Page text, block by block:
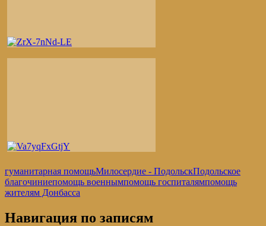
гуманитарная помощьМилосердие - ПодольскПодольское
благочиниепомощь военнымпомощь госпиталямпомощь
жителям Донбасса
Навигация по записям